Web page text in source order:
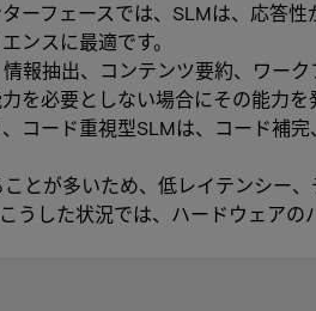
ーフェースでは、SLMは、応答
ンスに最適です。
報抽出、コンテンツ要約、ワー
を必要としない場合にその能力を
コード重視型SLMは、コード補
とが多いため、低レイテンシー
うした状況では、ハードウェア